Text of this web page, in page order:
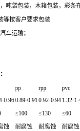
吨袋包装，木箱包装，彩条
等按客户要求包装
车运输；
0.96
pp
0.89-0.91
rpp
0.92-0.94
pvc
1.32-
≤100 ≤130 ≤60
蚀 耐腐蚀 耐腐蚀 耐腐蚀